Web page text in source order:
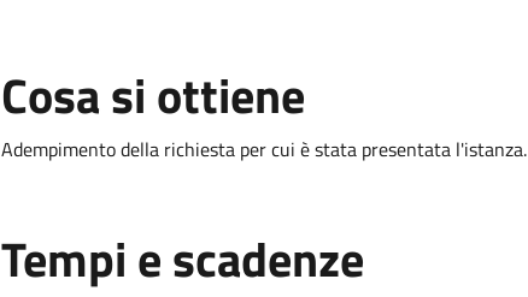
Cosa si ottiene
Adempimento della richiesta per cui è stata presentata l'istanza.
Tempi e scadenze